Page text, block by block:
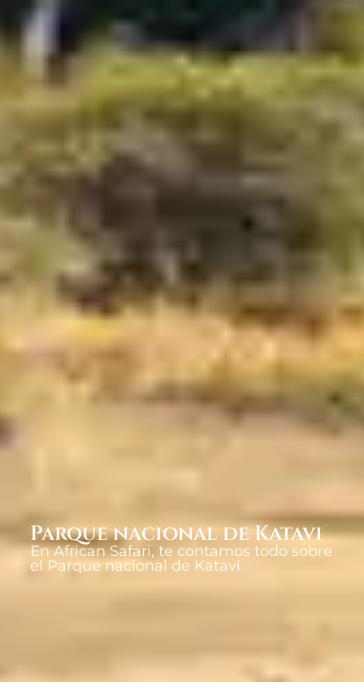
Parque nacional de Katavi
En African Safari, te contamos todo sobre
el Parque nacional de Katavi